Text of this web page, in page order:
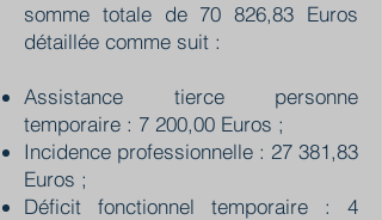
somme totale de 70 826,83 Euros
détaillée comme suit :
Assistance tierce personne
temporaire : 7 200,00 Euros ;
Incidence professionnelle : 27 381,83
Euros ;
Déficit fonctionnel temporaire : 4